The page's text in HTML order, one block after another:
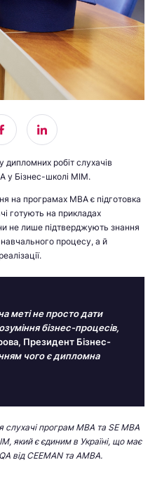
робіт слухачів
у Бізнес-школі МІМ.
на програмах MBA є підготовка
готують на прикладах
не лише підтверджують знання
процесу, а й
меті не просто дати
бізнес-процесів,
Президент Бізнес-
чого є дипломна
програм MBA та SE MBA
який є єдиним в Україні, що має
від CEEMAN та AMBA.